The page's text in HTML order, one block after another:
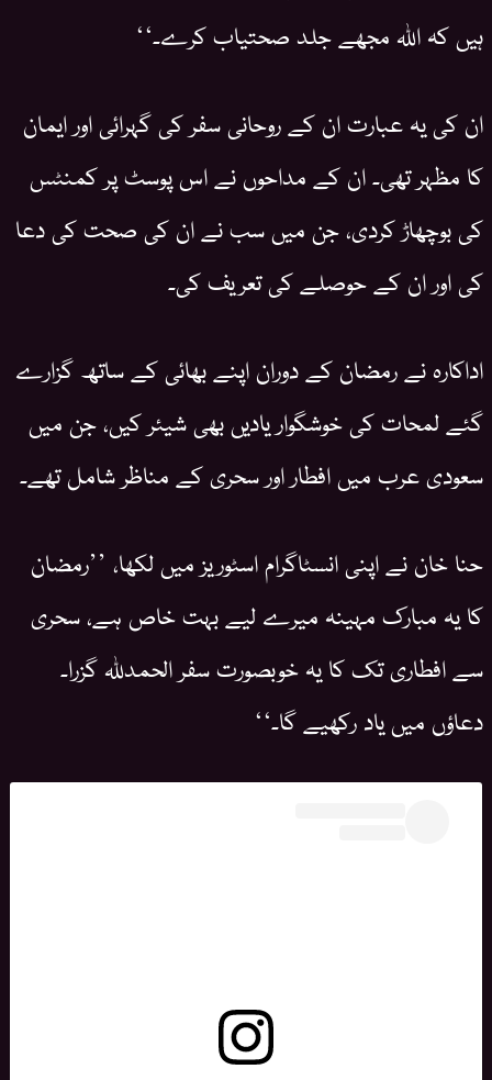
ہیں کہ اللہ مجھے جلد صحتیاب کرے۔‘‘
ان کی یہ عبارت ان کے روحانی سفر کی گہرائی اور ایمان
کا مظہر تھی۔ ان کے مداحوں نے اس پوسٹ پر کمنٹس
کی بوچھاڑ کردی، جن میں سب نے ان کی صحت کی دعا
کی اور ان کے حوصلے کی تعریف کی۔
اداکارہ نے رمضان کے دوران اپنے بھائی کے ساتھ گزارے
گئے لمحات کی خوشگوار یادیں بھی شیئر کیں، جن میں
سعودی عرب میں افطار اور سحری کے مناظر شامل تھے۔
حنا خان نے اپنی انسٹاگرام اسٹوریز میں لکھا، ’’رمضان
کا یہ مبارک مہینہ میرے لیے بہت خاص ہے، سحری
سے افطاری تک کا یہ خوبصورت سفر الحمدللہ گزرا۔
دعاؤں میں یاد رکھیے گا۔‘‘